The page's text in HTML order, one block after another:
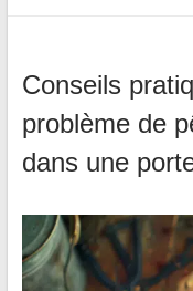
Conseils
problème de
dans une